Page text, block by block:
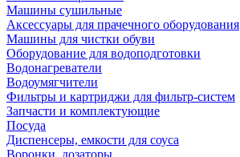
Машины сушильные
Аксессуары для прачечного оборудования
Машины для чистки обуви
Оборудование для водоподготовки
Водонагреватели
Водоумягчители
Фильтры и картриджи для фильтр-систем
Запчасти и комплектующие
Посуда
Диспенсеры, емкости для соуса
Воронки, дозаторы